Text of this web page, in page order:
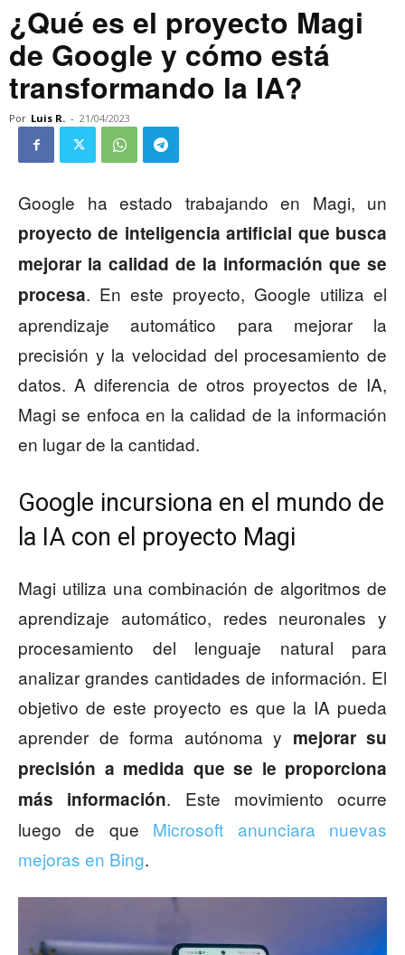
¿Qué es el proyecto Magi
de Google y cómo está
transformando la IA?
Por Luis R. - 21/04/2023
Google ha estado trabajando en Magi, un
proyecto de inteligencia artificial que busca
mejorar la calidad de la información que se
procesa. En este proyecto, Google utiliza el
aprendizaje automático para mejorar la
precisión y la velocidad del procesamiento de
datos. A diferencia de otros proyectos de IA,
Magi se enfoca en la calidad de la información
en lugar de la cantidad.
Google incursiona en el mundo de
la IA con el proyecto Magi
Magi utiliza una combinación de algoritmos de
aprendizaje automático, redes neuronales y
procesamiento del lenguaje natural para
analizar grandes cantidades de información. El
objetivo de este proyecto es que la IA pueda
aprender de forma autónoma y mejorar su
precisión a medida que se le proporciona
más información. Este movimiento ocurre
luego de que Microsoft anunciara nuevas
mejoras en Bing.